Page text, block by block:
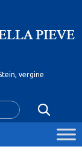
vergine